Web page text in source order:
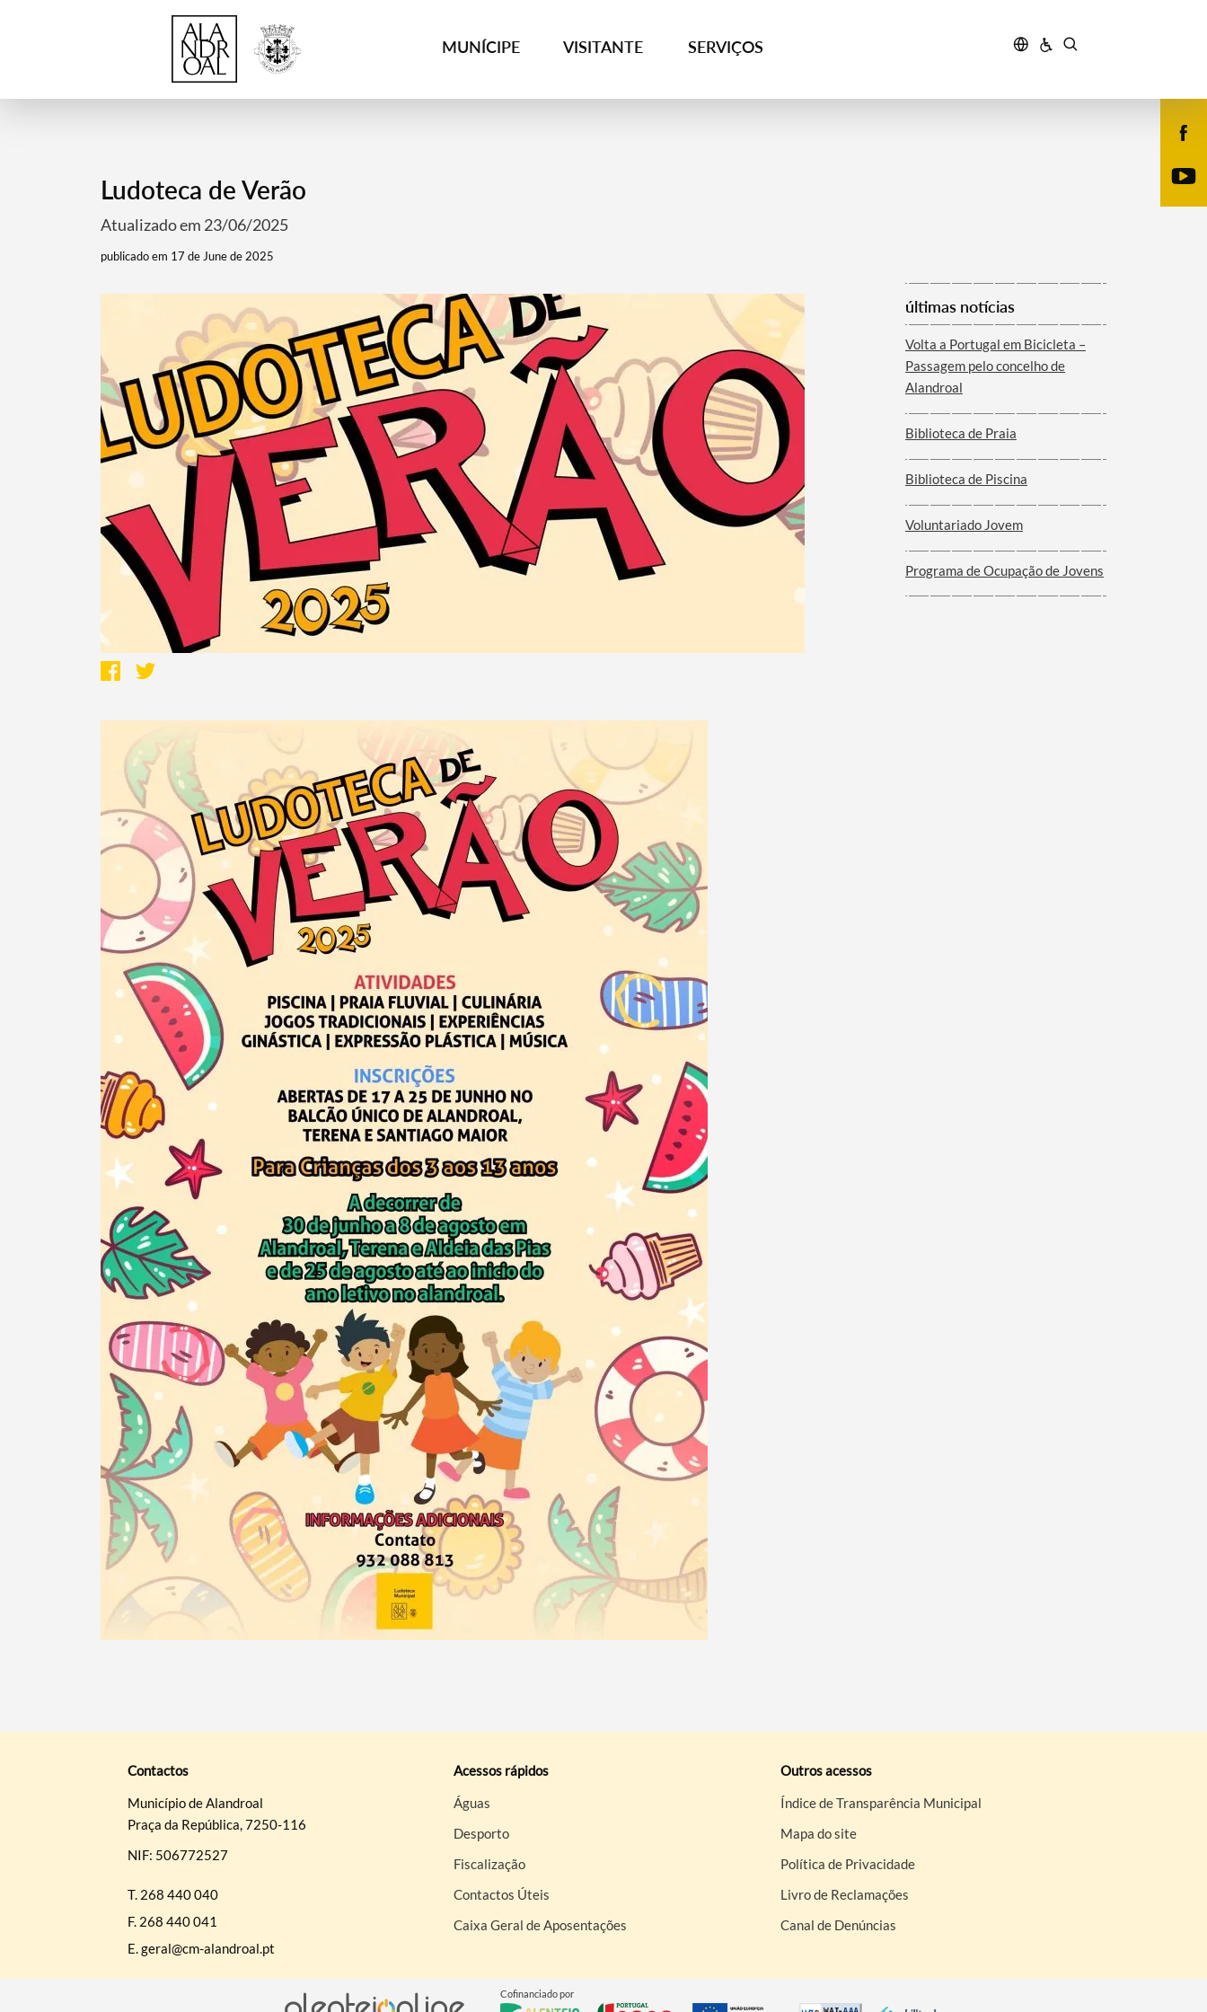
MUNÍCIPE VISITANTE SERVIÇOS
Termo de Pesquisa
Categorias gerais
Filtros
Ludoteca de Verão
Atualizado em 23/06/2025
publicado em 17 de June de 2025
últimas notícias
Volta a Portugal em Bicicleta –
Passagem pelo concelho de
Alandroal
Biblioteca de Praia
Biblioteca de Piscina
Voluntariado Jovem
Programa de Ocupação de Jovens
Contactos
Município de Alandroal
Praça da República, 7250-116
NIF: 506772527
T. 268 440 040
F. 268 440 041
E.geral@cm-alandroal.pt
Acessos rápidos
Águas
Desporto
Fiscalização
Contactos Úteis
Caixa Geral de Aposentações
Outros acessos
Índice de Transparência Municipal
Mapa do site
Política de Privacidade
Livro de Reclamações
Canal de Denúncias
Cofinanciado por